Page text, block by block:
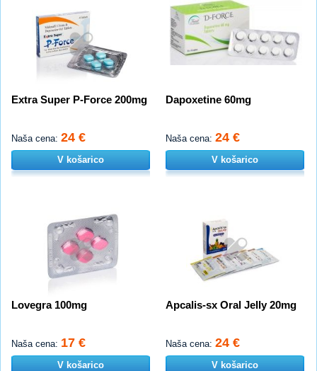
Extra Super P-Force 200mg
Naša cena: 24 €
V košarico
Dapoxetine 60mg
Naša cena: 24 €
V košarico
Lovegra 100mg
Naša cena: 17 €
V košarico
Apcalis-sx Oral Jelly 20mg
Naša cena: 24 €
V košarico